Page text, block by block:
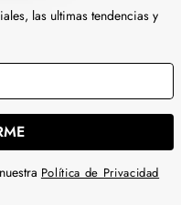
las ultimas tendencias y
Política de Privacidad